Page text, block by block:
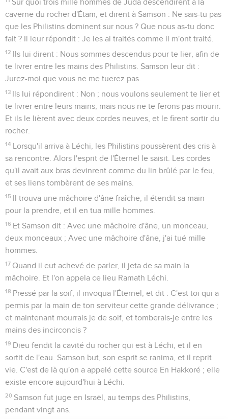
Sur quoi trois mille hommes de Juda descendirent à la
caverne du rocher d'Étam, et dirent à Samson : Ne sais-tu pas
que les Philistins dominent sur nous ? Que nous as-tu donc
fait ? Il leur répondit : Je les ai traités comme il m'ont traité.
12 Ils lui dirent : Nous sommes descendus pour te lier, afin de
te livrer entre les mains des Philistins. Samson leur dit :
Jurez-moi que vous ne me tuerez pas.
13 Ils lui répondirent : Non ; nous voulons seulement te lier et
te livrer entre leurs mains, mais nous ne te ferons pas mourir.
Et ils le lièrent avec deux cordes neuves, et le firent sortir du
rocher.
14 Lorsqu'il arriva à Léchi, les Philistins poussèrent des cris à
sa rencontre. Alors l'esprit de l'Éternel le saisit. Les cordes
qu'il avait aux bras devinrent comme du lin brûlé par le feu,
et ses liens tombèrent de ses mains.
15 Il trouva une mâchoire d'âne fraîche, il étendit sa main
pour la prendre, et il en tua mille hommes.
16 Et Samson dit : Avec une mâchoire d'âne, un monceau,
deux monceaux ; Avec une mâchoire d'âne, j'ai tué mille
hommes.
17 Quand il eut achevé de parler, il jeta de sa main la
mâchoire. Et l'on appela ce lieu Ramath Léchi.
18 Pressé par la soif, il invoqua l'Éternel, et dit : C'est toi qui a
permis par la main de ton serviteur cette grande délivrance ;
et maintenant mourrais je de soif, et tomberais-je entre les
mains des incirconcis ?
19 Dieu fendit la cavité du rocher qui est à Léchi, et il en
sortit de l'eau. Samson but, son esprit se ranima, et il reprit
vie. C'est de là qu'on a appelé cette source En Hakkoré ; elle
existe encore aujourd'hui à Léchi.
20 Samson fut juge en Israël, au temps des Philistins,
pendant vingt ans.